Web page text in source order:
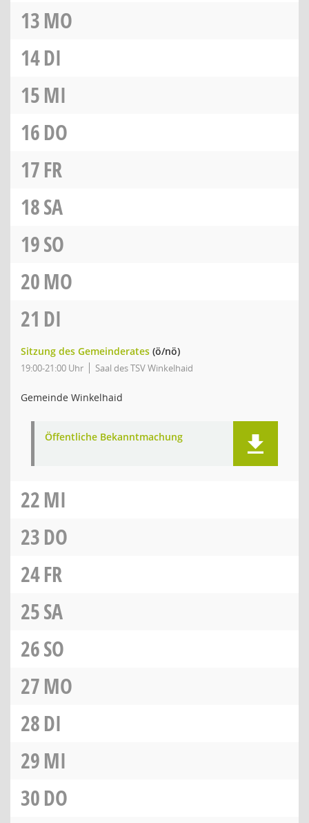
13MO
14DI
15MI
16DO
17FR
18SA
19SO
20MO
21 DI
Sitzung des Gemeinderates (ö/nö)
19:00-21:00 Uhr Saal des TSV Winkelhaid
Gemeinde Winkelhaid
Öffentliche Bekanntmachung
22MI
23DO
24FR
25SA
26SO
27MO
28DI
29MI
30DO